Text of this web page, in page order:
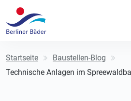
Startseite
Baustellen-Blog
Technische Anlagen im